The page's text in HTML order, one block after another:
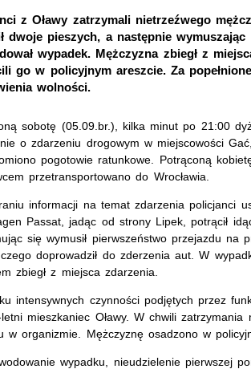
z Oławy zatrzymali nietrzeźwego
dwoje pieszych, a następnie
wypadek. Mężczyzna zbiegł z
go w policyjnym areszcie. Za
wolności.
sobotę (05.09.br.), kilka minut po 21:00
o zdarzeniu drogowym w miejscowości
pogotowie ratunkowe. Potrąconą
przetransportowano do Wrocławia.
informacji na temat zdarzenia policjanci
Passat, jadąc od strony Lipek, potrącił
się wymusił pierwszeństwo przejazdu na
doprowadził do zderzenia aut. W
zbiegł z miejsca zdarzenia.
intensywnych czynności podjętych przez
mieszkaniec Oławy. W chwili
w organizmie. Mężczyznę osadzono w
wypadku, nieudzielenie pierwszej